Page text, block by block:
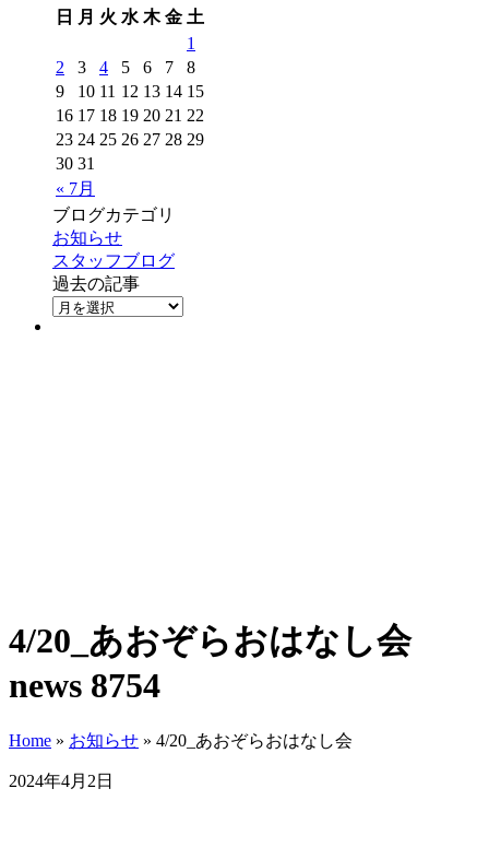
日
月 火 水 木 金 土
« 7月
1
2
3 4 5 6 7
8
9
10 11 12 13 14 15
16 17 18 19 20 21 22
23 24 25 26 27 28 29
30 31
ブログカテゴリ
お知らせ
スタッフブログ
過去の記事
4/20_あおぞらおはなし会
news 8754
Home » お知らせ » 4/20_あおぞらおはなし会
2024年4月2日